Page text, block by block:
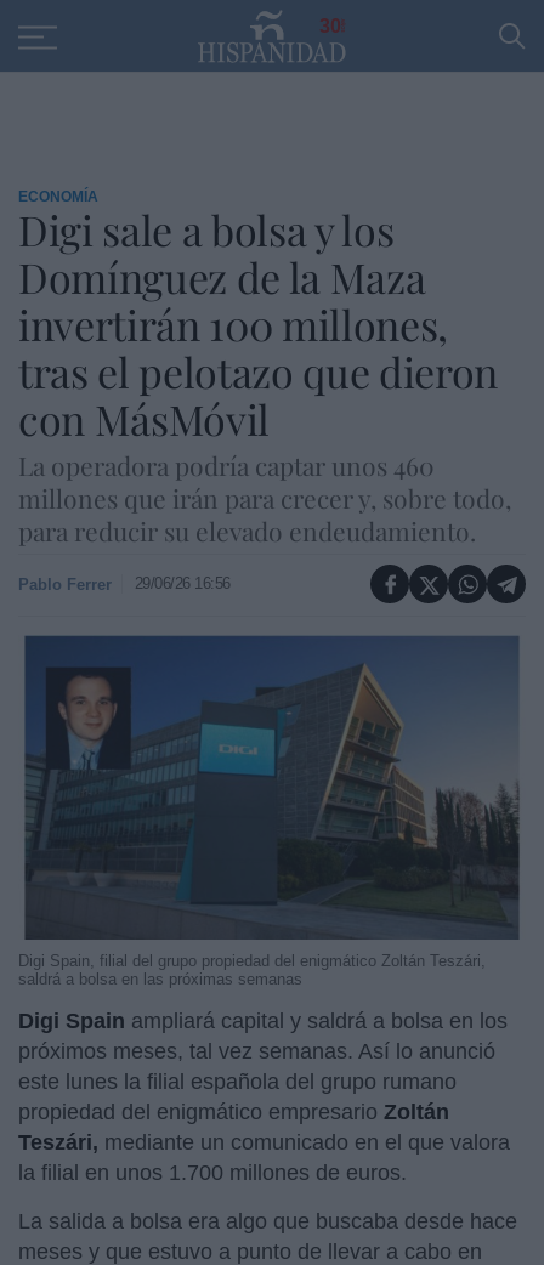
30
ECONOMÍA
Digi sale a bolsa y los
Domínguez de la Maza
invertirán 100 millones,
tras el pelotazo que dieron
con MásMóvil
La operadora podría captar unos 460
millones que irán para crecer y, sobre todo,
para reducir su elevado endeudamiento.
Pablo Ferrer 29/06/26 16:56
Digi Spain, filial del grupo propiedad del enigmático Zoltán Teszári,
saldrá a bolsa en las próximas semanas
Digi Spain ampliará capital y saldrá a bolsa en los
próximos meses, tal vez semanas. Así lo anunció
este lunes la filial española del grupo rumano
propiedad del enigmático empresario Zoltán
Teszári, mediante un comunicado en el que valora
la filial en unos 1.700 millones de euros.
La salida a bolsa era algo que buscaba desde hace
meses y que estuvo a punto de llevar a cabo en